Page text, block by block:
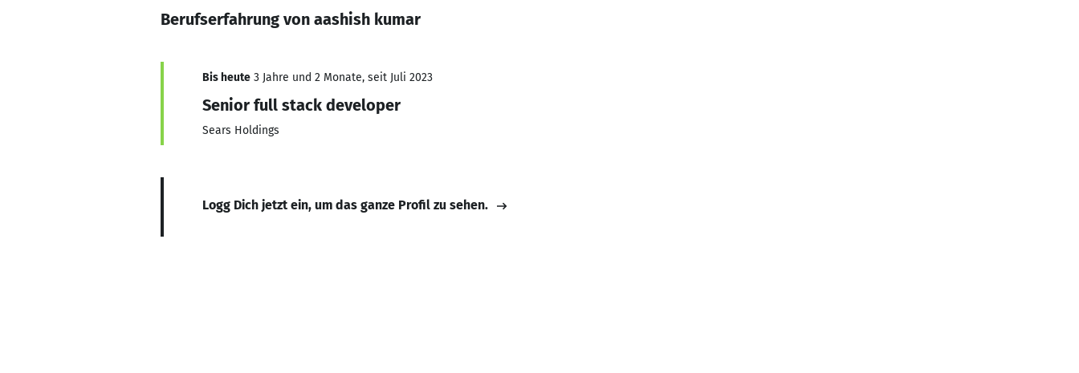
Berufserfahrung von aashish kumar
Bis heute 3 Jahre und 2 Monate, seit Juli 2023
Senior full stack developer
Sears Holdings
Logg Dich jetzt ein, um das ganze Profil zu sehen.